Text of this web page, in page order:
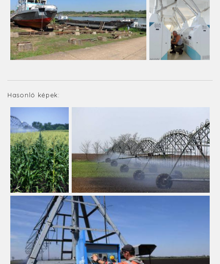
Hasonló képek: